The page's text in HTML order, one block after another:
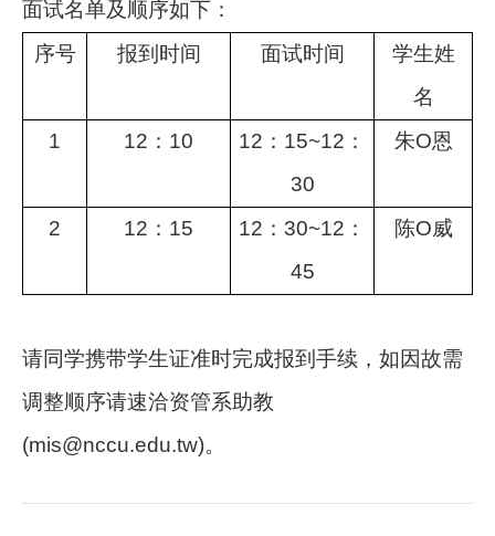
面试名单及顺序如下：
序号
报到时间 面试时间
学生姓
名
1
12 ：10 12 ：15~12：
30
朱O恩
2 12 ：15 12 ：30~12：
45
陈O威
请同学携带学生证准时完成报到手续，如因故需
调整顺序请速洽资管系助教
(mis@nccu.edu.tw)。